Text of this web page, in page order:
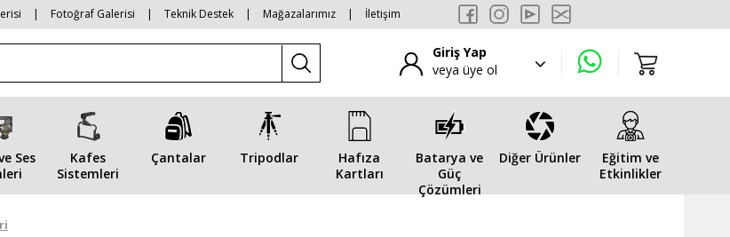
| Fotoğraf Galerisi | Teknik Destek | Mağazalarımız | İletişim
Giriş Yap
veya üye ol
Ses
Kafes
Sistemleri
Çantalar Tripodlar
Hafıza
Kartları
Batarya ve
Güç
Çözümleri
Diğer Ürünler
Eğitim ve
Etkinlikler